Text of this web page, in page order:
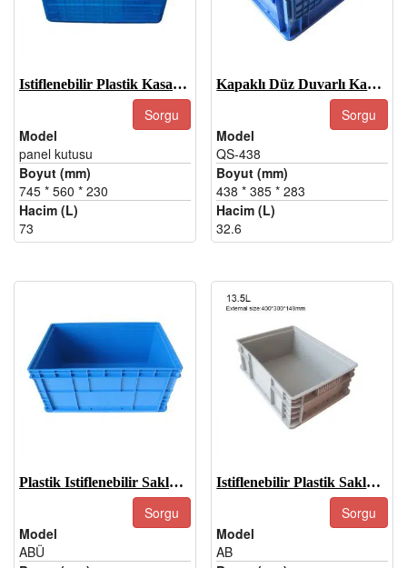
Istiflenebilir Plastik Kasalar-Panel Çöp Kutusu
Sorgu
Model
panel kutusu
Boyut (mm)
745 * 560 * 230
Hacim (L)
73
Kapaklı Düz Duvarlı Kaplar-QS-438
Sorgu
Model
QS-438
Boyut (mm)
438 * 385 * 283
Hacim (L)
32.6
Plastik Istiflenebilir Saklama Kapları-EUD
Sorgu
Model
ABÜ
Istiflenebilir Plastik Saklama Kapları-EUB
Sorgu
Model
AB